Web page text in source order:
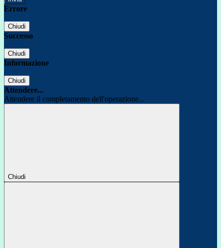
Errore
Chiudi
Successo
Chiudi
Informazione
Chiudi
Attendere...
Attendere il completamento dell'operazione...
Chiudi